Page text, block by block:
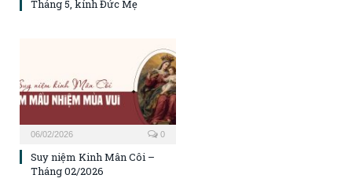
Tháng 5, kính Đức Mẹ
06/02/2026 0
Suy niệm Kinh Mân Côi –
Tháng 02/2026